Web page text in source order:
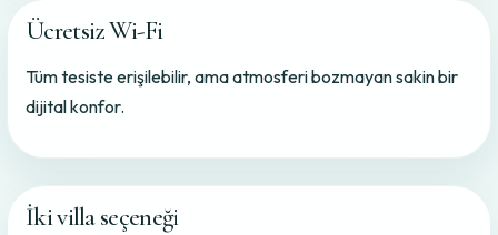
Ücretsiz Wi-Fi
Tüm tesiste erişilebilir, ama atmosferi bozmayan sakin bir
dijital konfor.
İki villa seçeneği